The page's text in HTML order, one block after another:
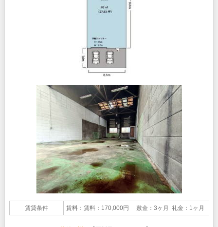
賃貸条件 賃料：賃料：170,000円 敷金：3ヶ月 礼金：1ヶ月